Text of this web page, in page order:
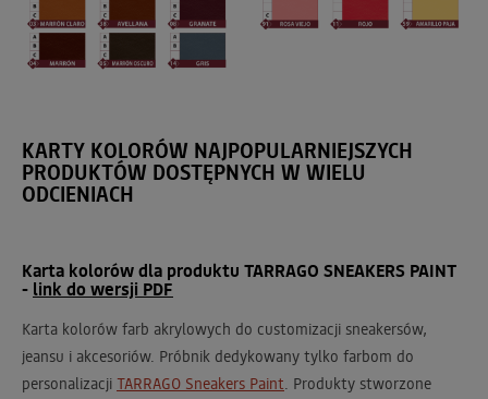
KARTY KOLORÓW NAJPOPULARNIEJSZYCH
PRODUKTÓW DOSTĘPNYCH W WIELU
ODCIENIACH
Karta kolorów dla produktu TARRAGO SNEAKERS PAINT
- link do wersji PDF
Karta kolorów farb akrylowych do customizacji sneakersów,
jeansu i akcesoriów. Próbnik dedykowany tylko farbom do
personalizacji TARRAGO Sneakers Paint . Produkty stworzone